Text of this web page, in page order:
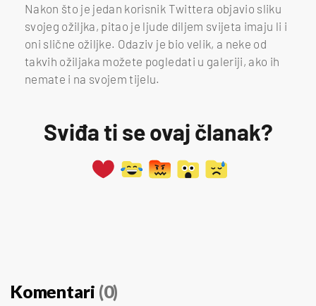
Nakon što je jedan korisnik Twittera objavio sliku
svojeg ožiljka, pitao je ljude diljem svijeta imaju li i
oni slične ožiljke. Odaziv je bio velik, a neke od
takvih ožiljaka možete pogledati u galeriji, ako ih
nemate i na svojem tijelu.
Sviđa ti se ovaj članak?
Komentari (0)